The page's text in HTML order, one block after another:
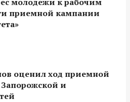
приемной кампании
оценил ход приемной
и